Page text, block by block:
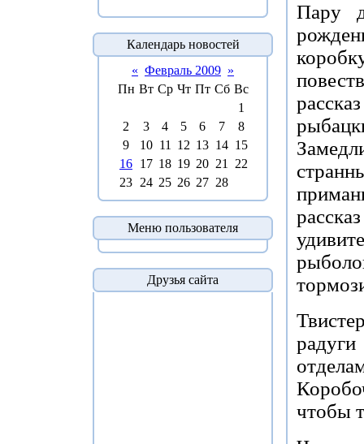
Календарь новостей
« Февраль 2009 »
Пн Вт Ср Чт Пт Сб Вс
1
2
3 4 5 6 7
8
9
10 11 12 13 14 15
16 17 18 19 20 21
22
23 24 25 26 27 28
Меню пользователя
Друзья сайта
Пару
чтобы